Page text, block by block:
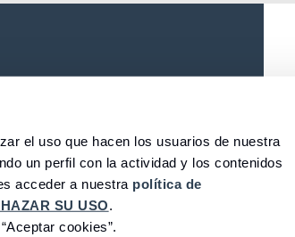
el uso que hacen los usuarios de nuestra
un perfil con la actividad y los contenidos
acceder a nuestra política de
SU USO.
cookies”.
Expatriados
Trabaja con nosotros
Fundación CBNK